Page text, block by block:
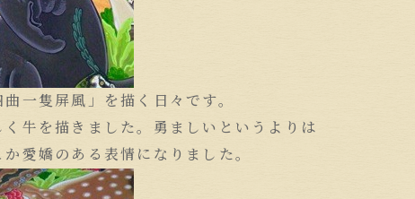
曲一隻屏風」を描く日々です。
く牛を描きました。勇ましいというよりは
か愛嬌のある表情になりました。